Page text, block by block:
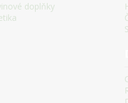
doplňky